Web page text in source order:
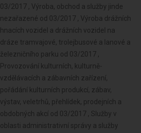
03/2017 , Výroba, obchod a služby jinde
nezařazené od 03/2017 , Výroba drážních
hnacích vozidel a drážních vozidel na
dráze tramvajové, trolejbusové a lanové a
železničního parku od 03/2017 ,
Provozování kulturních, kulturně-
vzdělávacích a zábavních zařízení,
pořádání kulturních produkcí, zábav,
výstav, veletrhů, přehlídek, prodejních a
obdobných akcí od 03/2017 , Služby v
oblasti administrativní správy a služby